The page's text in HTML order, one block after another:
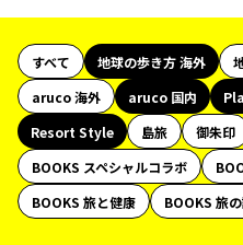
すべて 地球の歩き方 海外
aruco 海外
aruco 国内
Resort Style
島旅 御朱印
BOOKS スペシャルコラボ
BOOKS 旅と健康
BOOKS 旅